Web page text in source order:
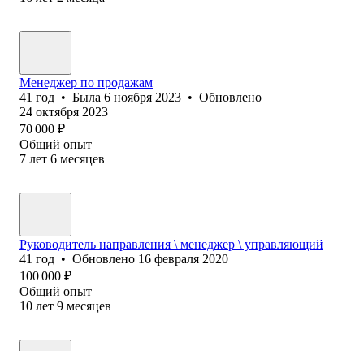
Менеджер по продажам
41 год • Была 6 ноября 2023 • Обновлено
24 октября 2023
70 000 ₽
Общий опыт
7 лет 6 месяцев
Руководитель направления \ менеджер \ управляющий
41 год • Обновлено 16 февраля 2020
100 000 ₽
Общий опыт
10 лет 9 месяцев